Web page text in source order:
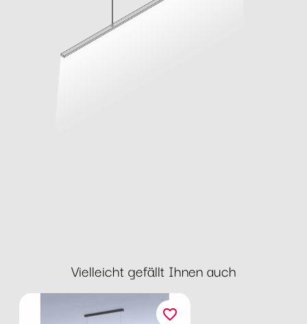
Vielleicht gefällt Ihnen auch
favorite_border